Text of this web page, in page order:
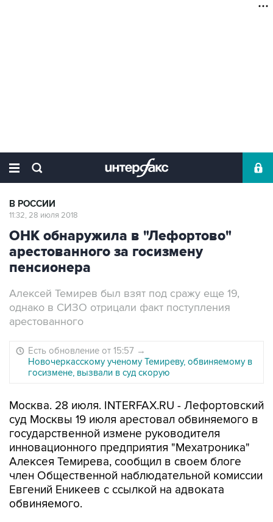
В РОССИИ
11:32, 28 июля 2018
ОНК обнаружила в "Лефортово"
арестованного за госизмену
пенсионера
Алексей Темирев был взят под сражу еще 19,
однако в СИЗО отрицали факт поступления
арестованного
Есть обновление от 15:57 →
Новочеркасскому ученому Темиреву, обвиняемому в
госизмене, вызвали в суд скорую
Москва. 28 июля. INTERFAX.RU - Лефортовский
суд Москвы 19 июля арестовал обвиняемого в
государственной измене руководителя
инновационного предприятия "Мехатроника"
Алексея Темирева, сообщил в своем блоге
член Общественной наблюдательной комиссии
Евгений Еникеев с ссылкой на адвоката
обвиняемого.